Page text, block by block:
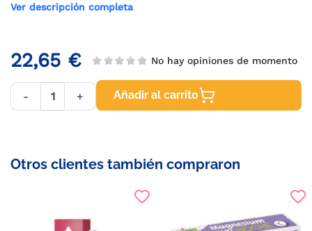
Ver descripción completa
22,65 € No hay opiniones de momento
- + Añadir al carrito
Otros clientes también compraron